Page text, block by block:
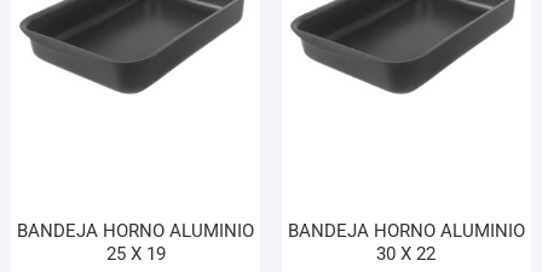
BANDEJA HORNO ALUMINIO
25 X 19
BANDEJA HORNO ALUMINIO
30 X 22